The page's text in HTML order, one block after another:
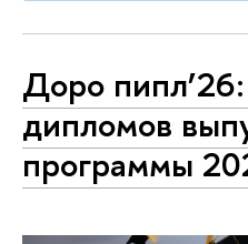
Доро
дипломов
программы